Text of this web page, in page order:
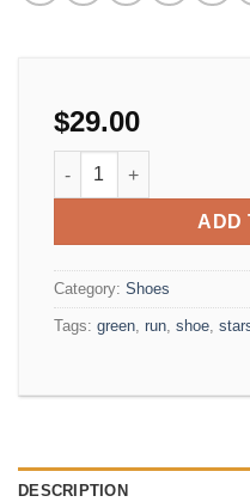
$29.00
All Star Print Ox
ADD
Category: Shoes
Tags: green, run, shoe,
DESCRIPTION